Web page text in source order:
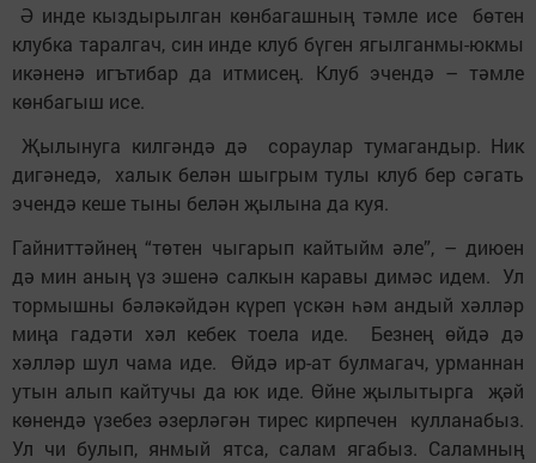
Ә инде кыздырылган көнбагашның тәмле исе бөтен
клубка таралгач, син инде клуб бүген ягылганмы-юкмы
икәненә игътибар да итмисең. Клуб эчендә – тәмле
көнбагыш исе.
Җылынуга килгәндә дә сораулар тумагандыр. Ник
дигәнедә, халык белән шыгрым тулы клуб бер сәгать
эчендә кеше тыны белән җылына да куя.
Гайниттәйнең “төтен чыгарып кайтыйм әле”, – диюен
дә мин аның үз эшенә салкын каравы димәс идем. Ул
тормышны бәләкәйдән күреп үскән һәм андый хәлләр
миңа гадәти хәл кебек тоела иде. Безнең өйдә дә
хәлләр шул чама иде. Өйдә ир-ат булмагач, урманнан
утын алып кайтучы да юк иде. Өйне җылытырга җәй
көнендә үзебез әзерләгән тирес кирпечен кулланабыз.
Ул чи булып, янмый ятса, салам ягабыз. Саламның